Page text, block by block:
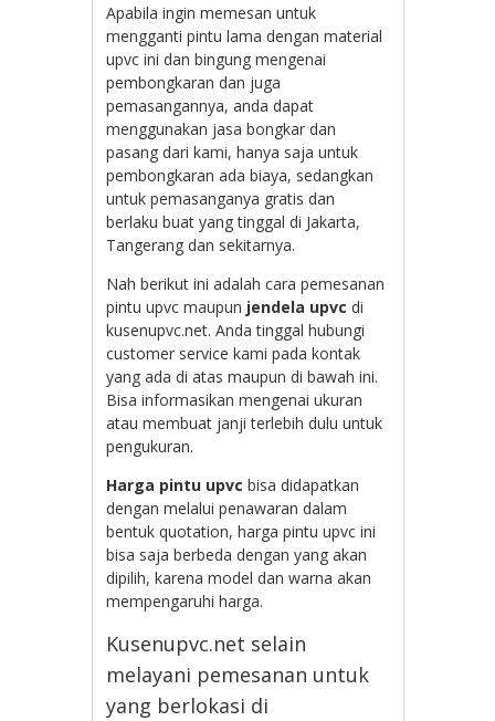
Apabila ingin memesan untuk
mengganti pintu lama dengan material
upvc ini dan bingung mengenai
pembongkaran dan juga
pemasangannya, anda dapat
menggunakan jasa bongkar dan
pasang dari kami, hanya saja untuk
pembongkaran ada biaya, sedangkan
untuk pemasanganya gratis dan
berlaku buat yang tinggal di Jakarta,
Tangerang dan sekitarnya.
Nah berikut ini adalah cara pemesanan
pintu upvc maupun jendela upvc di
kusenupvc.net. Anda tinggal hubungi
customer service kami pada kontak
yang ada di atas maupun di bawah ini.
Bisa informasikan mengenai ukuran
atau membuat janji terlebih dulu untuk
pengukuran.
Harga pintu upvc bisa didapatkan
dengan melalui penawaran dalam
bentuk quotation, harga pintu upvc ini
bisa saja berbeda dengan yang akan
dipilih, karena model dan warna akan
mempengaruhi harga.
Kusenupvc.net selain
melayani pemesanan untuk
yang berlokasi di